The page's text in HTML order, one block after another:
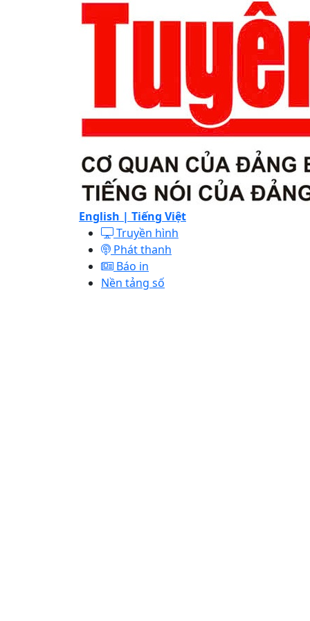
English | Tiếng Việt
Truyền hình
Phát thanh
Báo in
Nền tảng số